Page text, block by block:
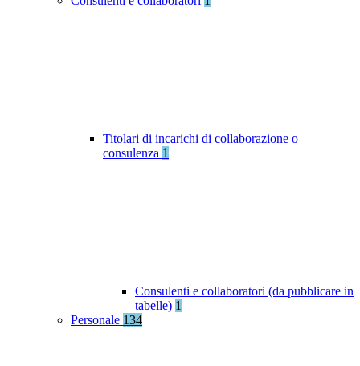
Titolari di incarichi di collaborazione o
consulenza 1
Consulenti e collaboratori (da pubblicare in
tabelle) 1
Personale 134